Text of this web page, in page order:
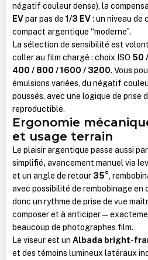
négatif couleur dense), la
EVpar pas de 1/3 EV: un niveau de
compact argentique “moderne”.
La sélection de sensibilité est
coller au film chargé : choix ISO 50
400 / 800 / 1600 / 3200. Vous
émulsions variées, du négatif
poussés, avec une logique de prise
reproductible.
Ergonomie
et usage terrain
Le plaisir argentique passe aussi
simplifié, avancement manuel via
et un angle de retour 35°,
avec possibilité de rembobinage en
donc un rythme de prise de vue
composer et à anticiper —
beaucoup de photographes film.
Le viseur est un Albada bright-
et des témoins lumineux latéraux